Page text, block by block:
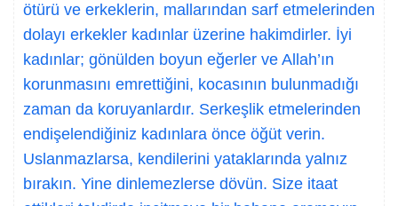
ötürü ve erkeklerin, mallarından sarf etmelerinden
dolayı erkekler kadınlar üzerine hakimdirler. İyi
kadınlar; gönülden boyun eğerler ve Allah’ın
korunmasını emrettiğini, kocasının bulunmadığı
zaman da koruyanlardır. Serkeşlik etmelerinden
endişelendiğiniz kadınlara önce öğüt verin.
Uslanmazlarsa, kendilerini yataklarında yalnız
bırakın. Yine dinlemezlerse dövün. Size itaat